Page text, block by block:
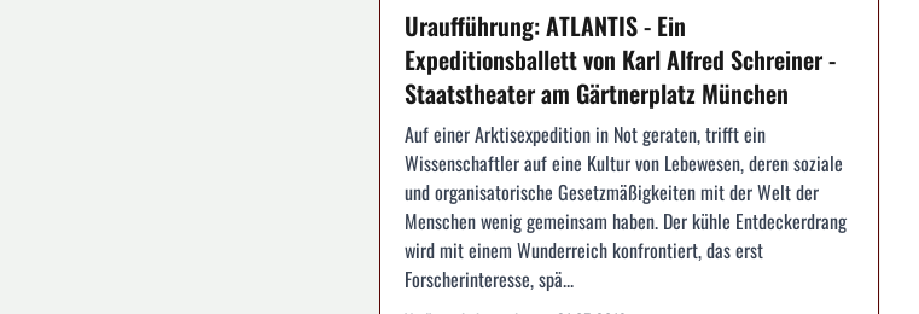
Uraufführung: ATLANTIS - Ein
Expeditionsballett von Karl Alfred Schreiner -
Staatstheater am Gärtnerplatz München
Auf einer Arktisexpedition in Not geraten, trifft ein
Wissenschaftler auf eine Kultur von Lebewesen, deren soziale
und organisatorische Gesetzmäßigkeiten mit der Welt der
Menschen wenig gemeinsam haben. Der kühle Entdeckerdrang
wird mit einem Wunderreich konfrontiert, das erst
Forscherinteresse, spä...